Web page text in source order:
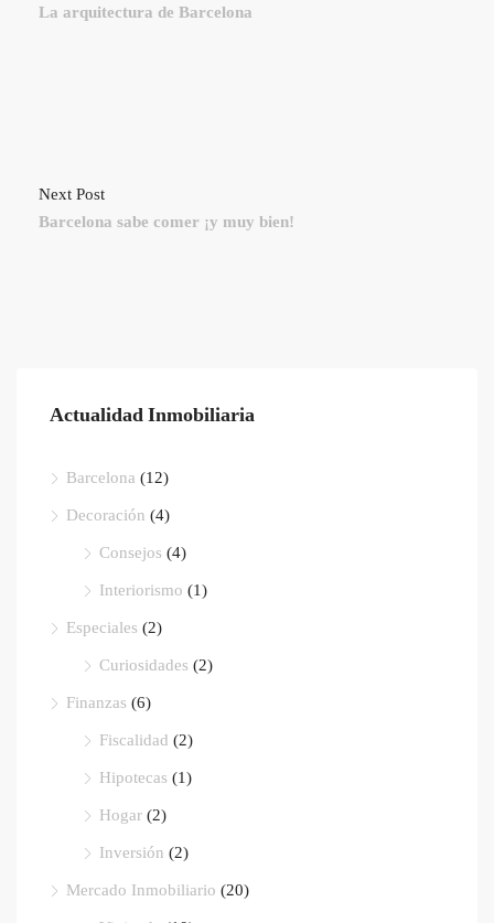
La arquitectura de Barcelona
Next Post
Barcelona sabe comer ¡y muy bien!
Actualidad Inmobiliaria
Barcelona (12)
Decoración (4)
Consejos (4)
Interiorismo (1)
Especiales (2)
Curiosidades (2)
Finanzas (6)
Fiscalidad (2)
Hipotecas (1)
Hogar (2)
Inversión (2)
Mercado Inmobiliario (20)